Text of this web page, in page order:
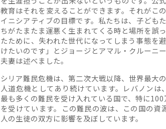
教育はそれを変えることができます。それがこの
イニシアティブの目標です。私たちは、子どもた
ちがたまたま運悪く生まれてくる時と場所を誤っ
たために、失われた世代になってしまう事態を避
けたいのです」とジョージとアマル・クルーニー
夫妻は述べました。
シリア難民危機は、第二次大戦以降、世界最大の
人道危機としてあり続けています。レバノン
最も多くの難民を受け入れている国で、特に
を受けています。この難民の波は、この国の
人の生徒の双方に影響を及ぼしています。